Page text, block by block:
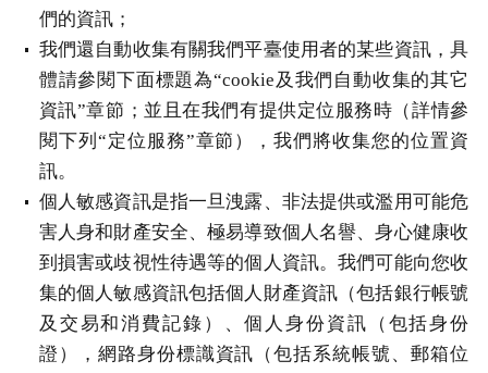
們的資訊；
我們還自動收集有關我們平臺使用者的某些資訊，具
體請參閱下面標題為“cookie及我們自動收集的其它
資訊”章節；並且在我們有提供定位服務時（詳情參
閱下列“定位服務”章節），我們將收集您的位置資
訊。
個人敏感資訊是指一旦洩露、非法提供或濫用可能危
害人身和財產安全、極易導致個人名譽、身心健康收
到損害或歧視性待遇等的個人資訊。我們可能向您收
集的個人敏感資訊包括個人財產資訊（包括銀行帳號
及交易和消費記錄）、個人身份資訊（包括身份
證），網路身份標識資訊（包括系統帳號、郵箱位